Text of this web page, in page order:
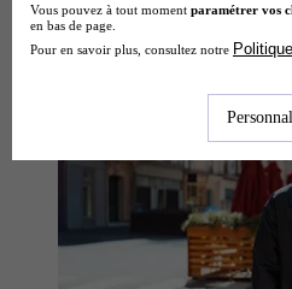
École de gestion et de
Voir l’établissement
Vous pouvez à tout moment paramétrer vos
en bas de page.
Pour en savoir plus, consultez notre